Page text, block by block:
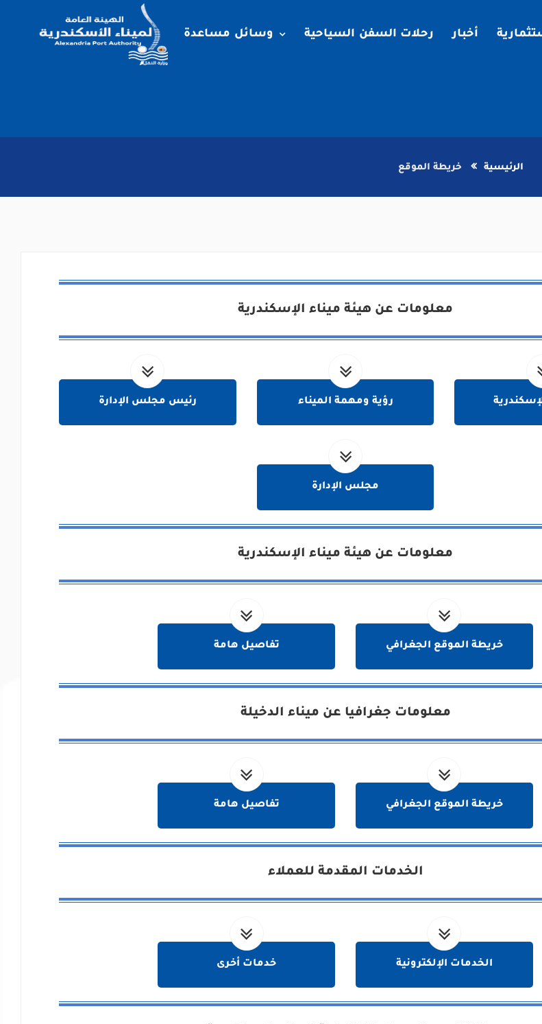
أخبار رحلات السفن السياحية وسائل مساعدة
الرئيسية خريطة الموقع
معلومات عن هيئة ميناء الإسكندرية
رؤية ومهمة الميناء رئيس مجلس الإدارة
مجلس الإدارة
معلومات عن هيئة ميناء الإسكندرية
خريطة الموقع الجغرافي تفاصيل هامة
معلومات جغرافيا عن ميناء الدخيلة
خريطة الموقع الجغرافي تفاصيل هامة
الخدمات المقدمة للعملاء
الخدمات الإلكترونية خدمات أخرى